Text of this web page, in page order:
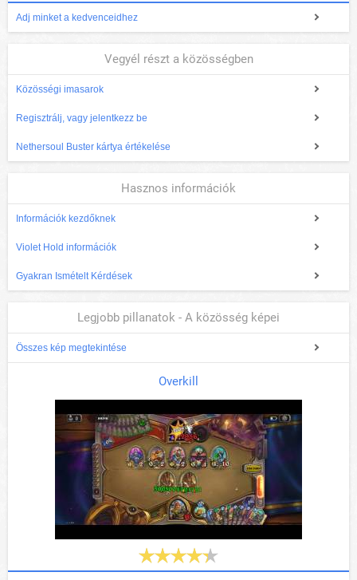
Adj minket a kedvenceidhez
Vegyél részt a közösségben
Közösségi imasarok
Regisztrálj, vagy jelentkezz be
Nethersoul Buster kártya értékelése
Hasznos információk
Információk kezdőknek
Violet Hold információk
Gyakran Ismételt Kérdések
Legjobb pillanatok - A közösség képei
Összes kép megtekintése
Overkill